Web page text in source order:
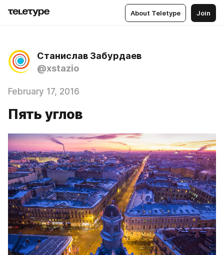
About Teletype Join
Станислав Забурдаев
@xstazio
February 17, 2016
Пять углов